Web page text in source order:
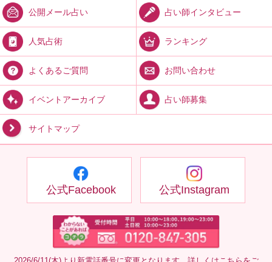
公開メール占い 占い師インタビュー
人気占術 ランキング
よくあるご質問 お問い合わせ
イベントアーカイブ 占い師募集
サイトマップ
公式Facebook 公式Instagram